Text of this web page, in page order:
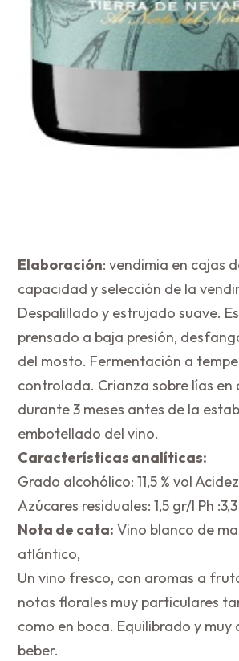
Elaboración: vendimia en cajas
capacidad y selección de la
Despalillado y estrujado suave.
prensado a baja presión,
del mosto. Fermentación a
controlada. Crianza sobre lías en
durante 3 meses antes de la
embotellado del vino.
Características analíticas:
Grado alcohólico: 11,5 % vol
Azúcares residuales: 1,5 gr/l Ph :3,3
Nota de cata: Vino blanco de
atlántico,
Un vino fresco, con aromas a
notas florales muy particulares
como en boca. Equilibrado y muy
beber.